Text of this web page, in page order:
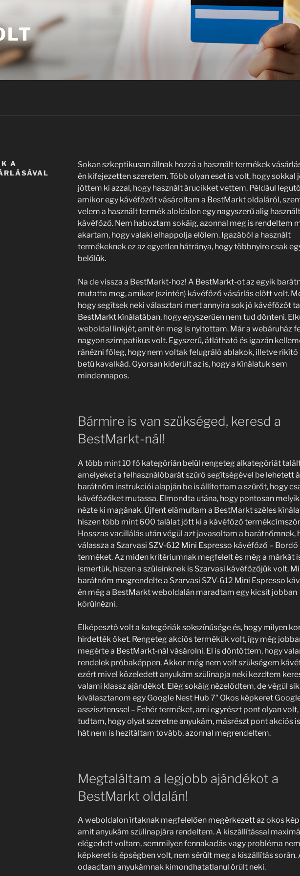
A
Sokan szkeptikusan állnak hozzá a használt termékek
én kifejezetten szeretem. Több olyan eset is volt, hogy sokkal
jöttem ki azzal, hogy használt árucikket vettem. Például
amikor egy kávéfőzőt vásároltam a BestMarkt oldaláról,
velem a használt termék aloldalon egy nagyszerű alig
kávéfőző. Nem haboztam sokáig, azonnal meg is rendeltem
akartam, hogy valaki elhappolja előlem. Igazából a használt
termékeknek ez az egyetlen hátránya, hogy többnyire csak
belőlük.
Na de vissza a BestMarkt-hoz! A BestMarkt-ot az egyik
mutatta meg, amikor (szintén) kávéfőző vásárlás előtt volt.
hogy segítsek neki választani mert annyira sok jó kávéfőzőt
BestMarkt kínálatában, hogy egyszerűen nem tud dönteni.
weboldal linkjét, amit én meg is nyitottam. Már a webáruház
nagyon szimpatikus volt. Egyszerű, átlátható és igazán
ránézni főleg, hogy nem voltak felugráló ablakok, illetve rikító
betű kavalkád. Gyorsan kiderült az is, hogy a kínálatuk sem
mindennapos.
Bármire is van szükséged, keresd a
BestMarkt-nál!
A több mint 10 fő kategórián belül rengeteg alkategóriát
amelyeket a felhasználóbarát szűrő segítségével be lehetett
barátnőm instrukciói alapján be is állítottam a szűrőt, hogy
kávéfőzőket mutassa. Elmondta utána, hogy pontosan
nézte ki magának. Újfent elámultam a BestMarkt széles
hiszen több mint 600 találat jött ki a kávéfőző
Hosszas vacillálás után végül azt javasoltam a barátnőmnek,
válassza a Szarvasi SZV-612 Mini Espresso kávéfőző – Bordó
terméket. Az miden kritériumnak megfelelt és még a márkát
ismertük, hiszen a szüleinknek is Szarvasi kávéfőzőjük volt.
barátnőm megrendelte a Szarvasi SZV-612 Mini Espresso
én még a BestMarkt weboldalán maradtam egy kicsit jobban
körülnézni.
Elképesztő volt a kategóriák sokszínűsége és, hogy milyen
hirdették őket. Rengeteg akciós termékük volt, így még
megérte a BestMarkt-nál vásárolni. El is döntöttem, hogy
rendelek próbaképpen. Akkor még nem volt szükségem
ezért mivel közeledett anyukám szülinapja neki kezdtem
valami klassz ajándékot. Elég sokáig nézelődtem, de végül
kiválasztanom egy Google Nest Hub 7″ Okos képkeret
asszisztenssel – Fehér terméket, ami egyrészt pont olyan
tudtam, hogy olyat szeretne anyukám, másrészt pont akciós
hát nem is hezitáltam tovább, azonnal megrendeltem.
Megtaláltam a legjobb ajándékot a
BestMarkt oldalán!
A weboldalon írtaknak megfelelően megérkezett az okos
amit anyukám szülinapjára rendeltem. A kiszállítással
elégedett voltam, semmilyen fennakadás vagy probléma
képkeret is épségben volt, nem sérült meg a kiszállítás során.
odaadtam anyukámnak kimondhatatlanul örült neki.